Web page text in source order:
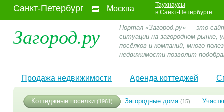
Санкт-Петербург Москва
Таухнаусы
в Санкт-Петербурге
Загород.ру
Портал «Загород.ру» — это
ситуации на загородном
посёлков и компаний, много
недвижимости позволит
Продажа недвижимости Аренда коттеджей
Коттеджные поселки (1961) Загородные дома (15)